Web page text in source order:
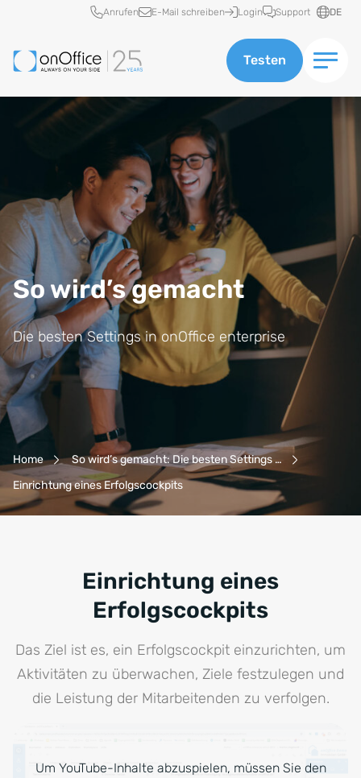
Schnellzugriff
Anrufen E-Mail schreiben Login Support DE
Testen
So wird’s gemacht
Die besten Settings in onOffice enterprise
Breadcrumb-Navigation
Home
So wird’s gemacht: Die besten Settings …
Einrichtung eines Erfolgscockpits
Einrichtung eines
Erfolgscockpits
Das Ziel ist es, ein Erfolgscockpit einzurichten, um
Aktivitäten zu überwachen, Ziele festzulegen und
die Leistung der Mitarbeitenden zu verfolgen.
Um YouTube-Inhalte abzuspielen, müssen Sie den